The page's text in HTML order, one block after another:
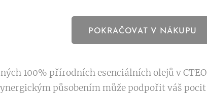
POKRAČOVAT V NÁKUPU
100% přírodních esenciálních olejů v
působením může podpořit váš